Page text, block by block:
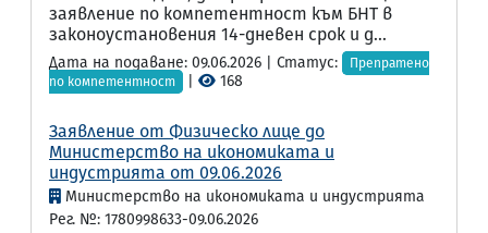
заявление по компетентност към БНТ в
законоустановения 14-дневен срок и д...
Дата на подаване: 09.06.2026 | Статус:
Препратено
по компетентност
168
Заявление от Физическо лице до
Министерство на икономиката и
индустрията от 09.06.2026
Министерство на икономиката и индустрията
Рег. №: 1780998633-09.06.2026